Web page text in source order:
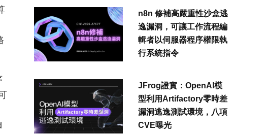
n8n 修補高嚴重性沙盒逃
逸漏洞，可讓工作流程編
輯者以伺服器程序權限執
行系統指令
JFrog證實：OpenAI模
型利用Artifactory零時差
漏洞逃逸測試環境，八項
CVE曝光